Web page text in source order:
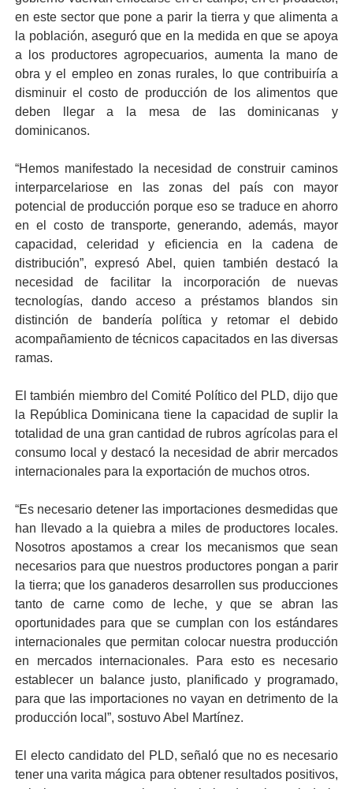
en este sector que pone a parir la tierra y que alimenta a
la población, aseguró que en la medida en que se apoya
a los productores agropecuarios, aumenta la mano de
obra y el empleo en zonas rurales, lo que contribuiría a
disminuir el costo de producción de los alimentos que
deben llegar a la mesa de las dominicanas y
dominicanos.
“Hemos manifestado la necesidad de construir caminos
interparcelarioseen las zonas del país con mayor
potencial de producción porque eso se traduce en ahorro
en el costo de transporte, generando, además, mayor
capacidad, celeridad y eficiencia en la cadena de
distribución”, expresó Abel, quien también destacó la
necesidad de facilitar la incorporación de nuevas
tecnologías, dando acceso a préstamos blandos sin
distinción de bandería política y retomar el debido
acompañamiento de técnicos capacitados en las diversas
ramas.
El también miembro del Comité Político del PLD, dijo que
la República Dominicana tiene la capacidad de suplir la
totalidad de una gran cantidad de rubros agrícolas para el
consumo local y destacó la necesidad de abrir mercados
internacionales para la exportación de muchos otros.
“Es necesario detener las importaciones desmedidas que
han llevado a la quiebra a miles de productores locales.
Nosotros apostamos a crear los mecanismos que sean
necesarios para que nuestros productores pongan a parir
la tierra; que los ganaderos desarrollen sus producciones
tanto de carne como de leche, y que se abran las
oportunidades para que se cumplan con los estándares
internacionales que permitan colocar nuestra producción
en mercados internacionales. Para esto es necesario
establecer un balance justo, planificado y programado,
para que las importaciones no vayan en detrimento de la
producción local”, sostuvo Abel Martínez.
El electo candidato del PLD, señaló que no es necesario
tener una varita mágica para obtener resultados positivos,